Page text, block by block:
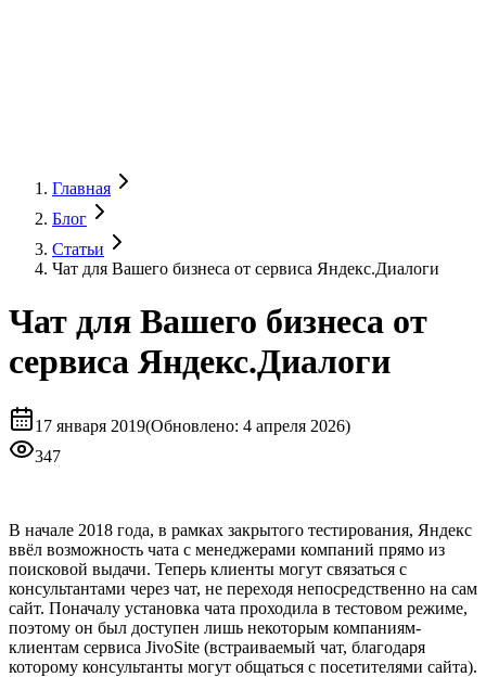
Главная
Блог
Статьи
Чат для Вашего бизнеса от сервиса Яндекс.Диалоги
Чат для Вашего бизнеса от
сервиса Яндекс.Диалоги
17 января 2019(Обновлено: 4 апреля 2026)
347
В начале 2018 года, в рамках закрытого тестирования, Яндекс
ввёл возможность чата с менеджерами компаний прямо из
поисковой выдачи. Теперь клиенты могут связаться с
консультантами через чат, не переходя непосредственно на сам
сайт. Поначалу установка чата проходила в тестовом режиме,
поэтому он был доступен лишь некоторым компаниям-
клиентам сервиса JivoSite (встраиваемый чат, благодаря
которому консультанты могут общаться с посетителями сайта).